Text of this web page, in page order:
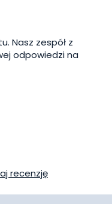
Nasz zespół z
odpowiedzi na
recenzję